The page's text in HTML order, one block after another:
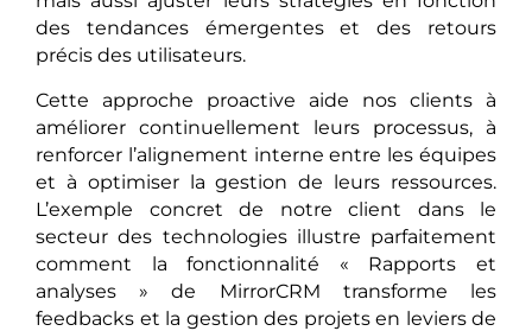
des tendances émergentes et des retours
précis des utilisateurs.
Cette approche proactive aide nos clients à
améliorer continuellement leurs processus, à
renforcer l’alignement interne entre les équipes
et à optimiser la gestion de leurs ressources.
L’exemple concret de notre client dans le
secteur des technologies illustre parfaitement
comment la fonctionnalité « Rapports et
analyses » de MirrorCRM transforme les
feedbacks et la gestion des projets en leviers de